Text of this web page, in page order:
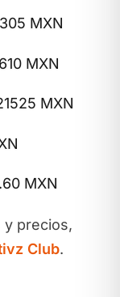
MXN
MXN
MXN
MXN
y precios,
Club.